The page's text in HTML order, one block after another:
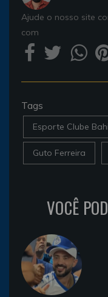
Ajude o nosso site
com
Tags
Esporte Clube
Guto Ferreira
VOCÊ